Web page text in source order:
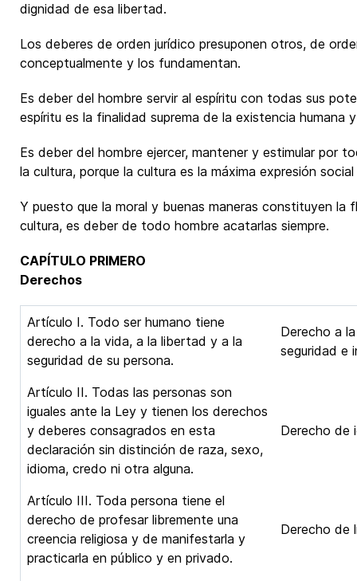
dignidad de esa libertad.
Los deberes de orden jurídico presuponen otros, de
conceptualmente y los fundamentan.
Es deber del hombre servir al espíritu con todas sus
espíritu es la finalidad suprema de la existencia humana
Es deber del hombre ejercer, mantener y estimular por
la cultura, porque la cultura es la máxima expresión
Y puesto que la moral y buenas maneras constituyen la
cultura, es deber de todo hombre acatarlas siempre.
CAPÍTULO PRIMERO
Derechos
Artículo I. Todo ser humano tiene
derecho a la vida, a la libertad y a la
seguridad de su persona.
Derecho a
seguridad e
Artículo II. Todas las personas son
iguales ante la Ley y tienen los derechos
y deberes consagrados en esta
declaración sin distinción de raza, sexo,
idioma, credo ni otra alguna.
Derecho de
Artículo III. Toda persona tiene el
derecho de profesar libremente una
creencia religiosa y de manifestarla y
practicarla en público y en privado.
Derecho de